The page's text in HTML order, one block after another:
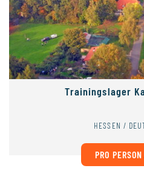
Trainingslager
HESSEN /
PRO